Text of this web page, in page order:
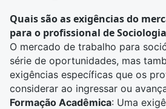
Quais são as exigências do
para o profissional de
O mercado de trabalho para
série de oportunidades, mas
exigências específicas que os
considerar ao ingressar ou
Formação Acadêmica: Uma